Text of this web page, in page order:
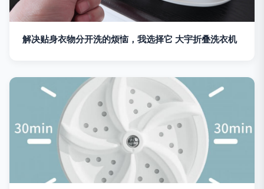
解决贴身衣物分开洗的烦恼，我选择它 大宇折叠洗衣机